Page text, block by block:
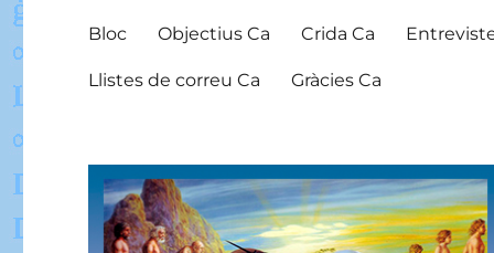
Bloc Objectius Ca Crida Ca
Llistes de correu Ca Gràcies Ca